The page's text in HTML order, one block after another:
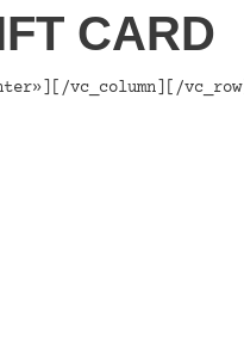
CARD
vc_column][/vc_row]